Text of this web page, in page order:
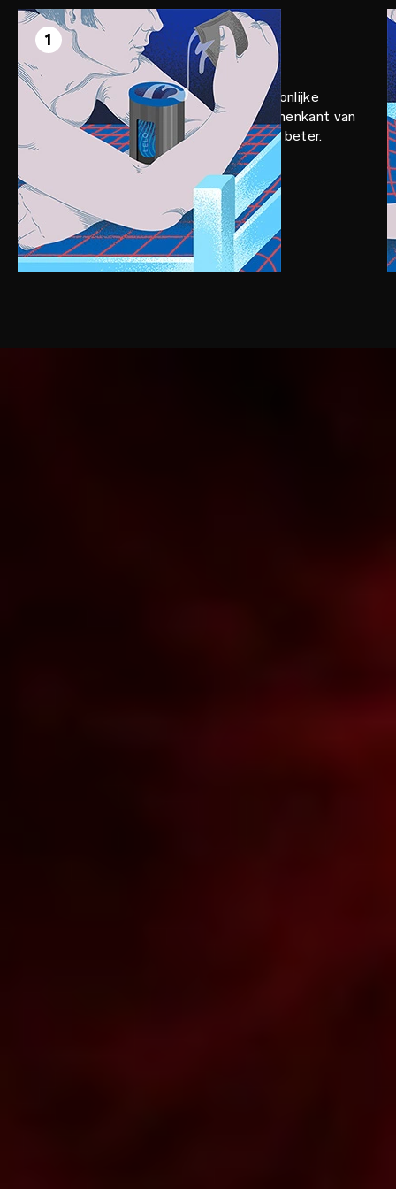
1
STAP 1
Voorbereiden
Breng een ruime hoeveelheid persoonlijke
moisturizer van LELO aan op de binnenkant van
de F1S™ V2 sleeve. Hoe meer, hoe beter.